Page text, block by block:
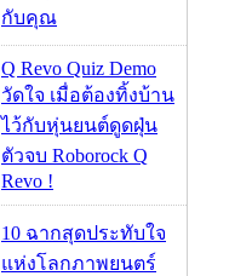
กับคุณ
Q Revo Quiz Demo
วัดใจ เมื่อต้องทิ้งบ้าน
ไว้กับหุ่นยนต์ดูดฝุ่น
ตัวจบ Roborock Q
Revo !
10 ฉากสุดประทับใจ
แห่งโลกภาพยนตร์